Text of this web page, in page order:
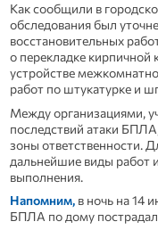
Как сообщили в
обследования был
восстановительных
о перекладке кирпичной
устройстве
работ по штукатурке и
Между организациями,
последствий атаки
зоны ответственности.
дальнейшие виды работ
выполнения.
Напомним,в ночь на 14
БПЛА по дому